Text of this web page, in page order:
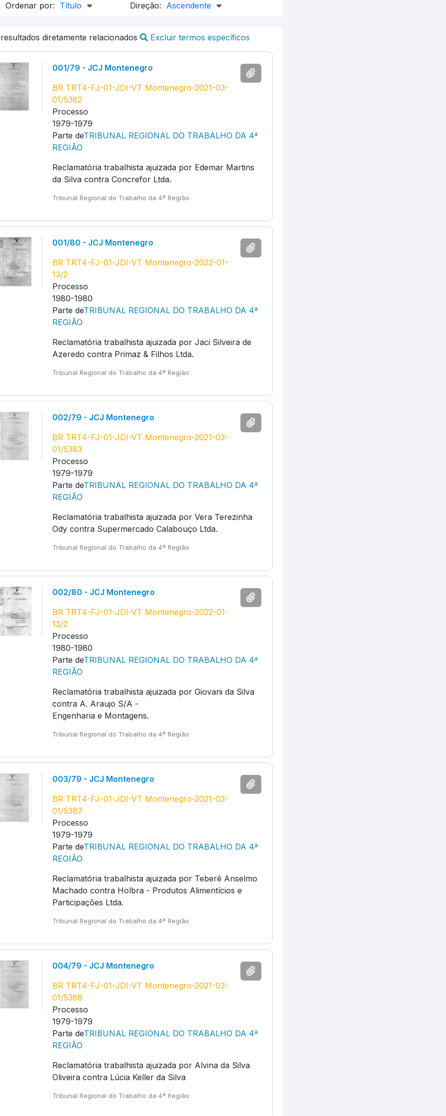
Ordenar por: Título Direção: Ascendente
diretamente relacionados Excluir termos específicos
001/79 - JCJ Montenegro
BR TRT4-FJ-01-JDI-VT Montenegro-2021-03-
01/5382
Processo
1979-1979
Parte deTRIBUNAL REGIONAL DO TRABALHO DA 4ª
REGIÃO
Reclamatória trabalhista ajuizada por Edemar Martins
da Silva contra Concrefor Ltda.
Tribunal Regional do Trabalho da 4ª Região
001/80 - JCJ Montenegro
BR TRT4-FJ-01-JDI-VT Montenegro-2022-01-
13/2
Processo
1980-1980
Parte deTRIBUNAL REGIONAL DO TRABALHO DA 4ª
REGIÃO
Reclamatória trabalhista ajuizada por Jaci Silveira de
Azeredo contra Primaz & Filhos Ltda.
Tribunal Regional do Trabalho da 4ª Região
002/79 - JCJ Montenegro
BR TRT4-FJ-01-JDI-VT Montenegro-2021-03-
01/5383
Processo
1979-1979
Parte deTRIBUNAL REGIONAL DO TRABALHO DA 4ª
REGIÃO
Reclamatória trabalhista ajuizada por Vera Terezinha
Ody contra Supermercado Calabouço Ltda.
Tribunal Regional do Trabalho da 4ª Região
002/80 - JCJ Montenegro
BR TRT4-FJ-01-JDI-VT Montenegro-2022-01-
13/2
Processo
1980-1980
Parte deTRIBUNAL REGIONAL DO TRABALHO DA 4ª
REGIÃO
Reclamatória trabalhista ajuizada por Giovani da Silva
contra A. Araujo S/A -
Engenharia e Montagens.
Tribunal Regional do Trabalho da 4ª Região
003/79 - JCJ Montenegro
BR TRT4-FJ-01-JDI-VT Montenegro-2021-03-
01/5387
Processo
1979-1979
Parte deTRIBUNAL REGIONAL DO TRABALHO DA 4ª
REGIÃO
Reclamatória trabalhista ajuizada por Teberê Anselmo
Machado contra Holbra - Produtos Alimentícios e
Participações Ltda.
Tribunal Regional do Trabalho da 4ª Região
004/79 - JCJ Montenegro
BR TRT4-FJ-01-JDI-VT Montenegro-2021-03-
01/5388
Processo
1979-1979
Parte deTRIBUNAL REGIONAL DO TRABALHO DA 4ª
REGIÃO
Reclamatória trabalhista ajuizada por Alvina da Silva
Oliveira contra Lúcia Keller da Silva
Tribunal Regional do Trabalho da 4ª Região